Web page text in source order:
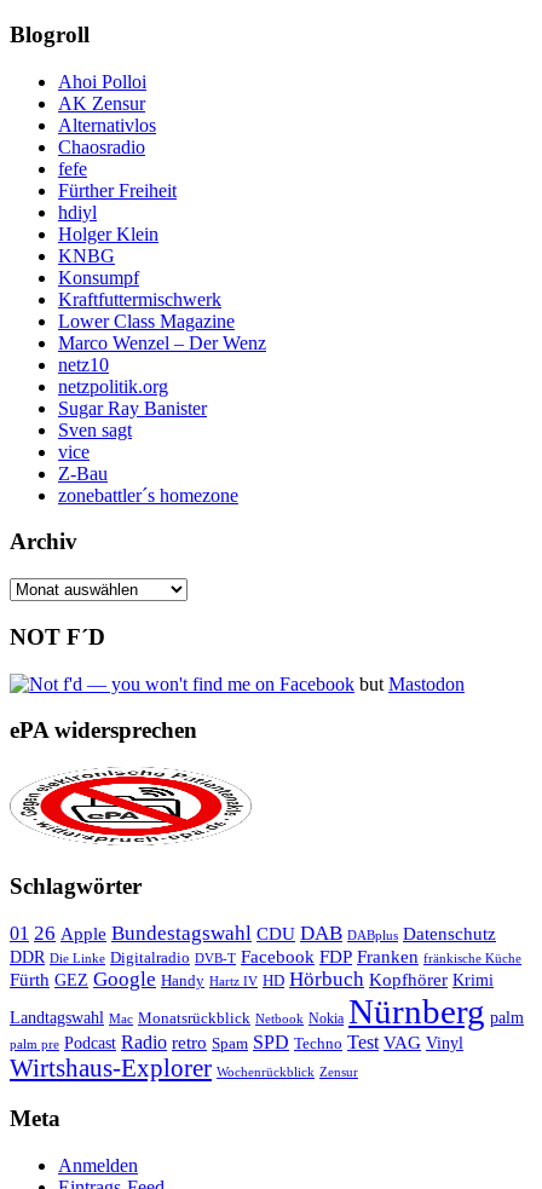
Blogroll
Ahoi Polloi
AK Zensur
Alternativlos
Chaosradio
fefe
Fürther Freiheit
hdiyl
Holger Klein
KNBG
Konsumpf
Kraftfuttermischwerk
Lower Class Magazine
Marco Wenzel – Der Wenz
netz10
netzpolitik.org
Sugar Ray Banister
Sven sagt
vice
Z-Bau
zonebattler´s homezone
Archiv
Archiv
NOT F´D
but Mastodon
ePA widersprechen
Schlagwörter
01 26 Apple Bundestagswahl CDU DAB DABplus Datenschutz
DDR Die Linke Digitalradio DVB-T Facebook FDP Franken fränkische Küche
Fürth GEZ Google Handy Hartz IV HD Hörbuch Kopfhörer Krimi
Landtagswahl Mac Monatsrückblick Netbook Nokia Nürnberg palm
palm pre Podcast Radio retro Spam SPD Techno Test VAG Vinyl
Wirtshaus-Explorer Wochenrückblick Zensur
Meta
Anmelden